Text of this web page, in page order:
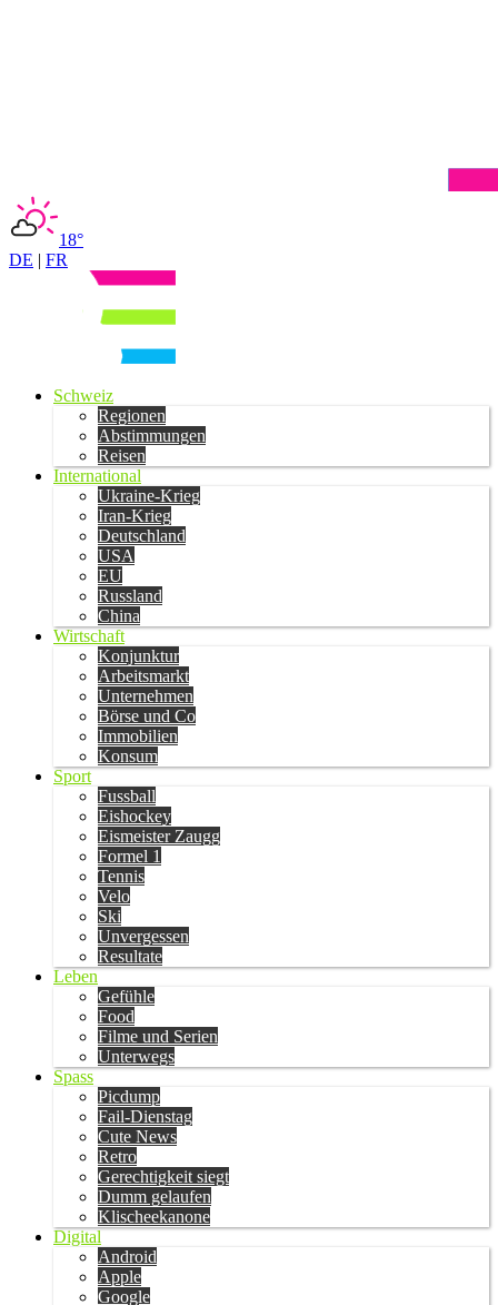
18°
DE | FR
Schweiz
Regionen
Abstimmungen
Reisen
International
Ukraine-Krieg
Iran-Krieg
Deutschland
USA
EU
Russland
China
Wirtschaft
Konjunktur
Arbeitsmarkt
Unternehmen
Börse und Co
Immobilien
Konsum
Sport
Fussball
Eishockey
Eismeister Zaugg
Formel 1
Tennis
Velo
Ski
Unvergessen
Resultate
Leben
Gefühle
Food
Filme und Serien
Unterwegs
Spass
Picdump
Fail-Dienstag
Cute News
Retro
Gerechtigkeit siegt
Dumm gelaufen
Klischeekanone
Digital
Android
Apple
Google